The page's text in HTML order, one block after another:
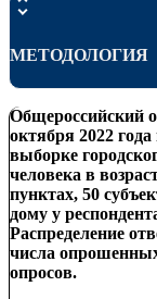
МЕТОДОЛОГИЯ
Общероссийский
октября 2022
выборке
человека в
пунктах, 50
дому у
Распределение
числа
опросов.